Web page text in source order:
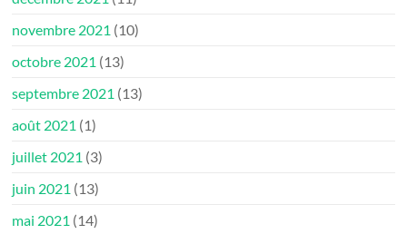
novembre 2021 (10)
octobre 2021 (13)
septembre 2021 (13)
août 2021 (1)
juillet 2021 (3)
juin 2021 (13)
mai 2021 (14)